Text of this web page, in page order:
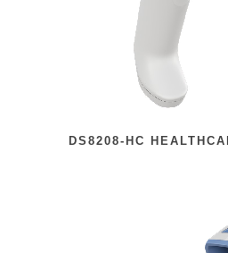
DS8208-HC